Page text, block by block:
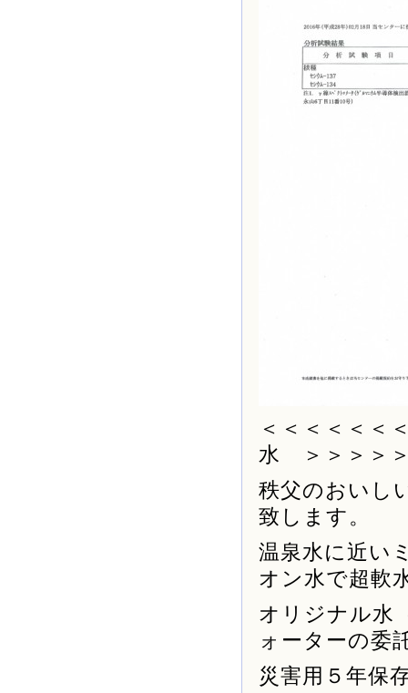
＜＜＜＜＜
水 ＞＞＞＞
秩父のおいし
致します。
温泉水に近い
オン水で超軟
オリジナル水
ォーターの委
災害用５年保